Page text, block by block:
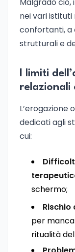
nei vari
confortanti, a
strutturali e
I limiti
relazionali
L’erogazione
dedicati agli
cui:
schermo;
per
ritualità